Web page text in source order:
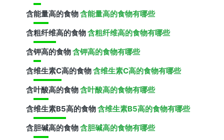
含能量高的食物含能量高的食物有哪些
含粗纤维高的食物含粗纤维高的食物有哪些
含钾高的食物含钾高的食物有哪些
含维生素C高的食物含维生素C高的食物有哪些
含叶酸高的食物含叶酸高的食物有哪些
含维生素B5高的食物含维生素B5高的食物有哪些
含胆碱高的食物含胆碱高的食物有哪些